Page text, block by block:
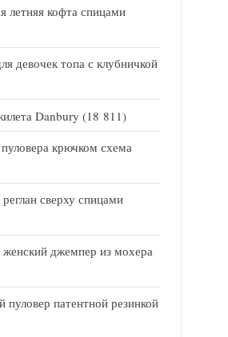
летняя кофта спицами
девочек топа с клубничкой
Danbury (18 811)
крючком схема
сверху спицами
джемпер из мохера
патентной резинкой